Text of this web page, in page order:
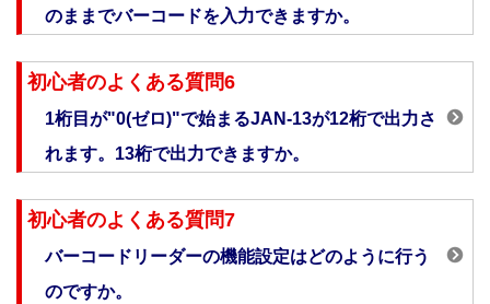
のままでバーコードを入力できますか。
初心者のよくある質問6
1桁目が"0(ゼロ)"で始まるJAN-13が12桁で出力さ
れます。13桁で出力できますか。
初心者のよくある質問7
バーコードリーダーの機能設定はどのように行う
のですか。